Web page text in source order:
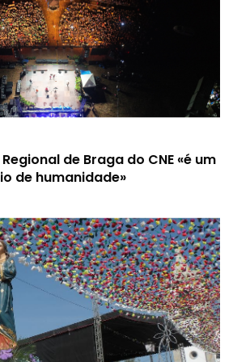
de Braga do CNE «é um
de humanidade»